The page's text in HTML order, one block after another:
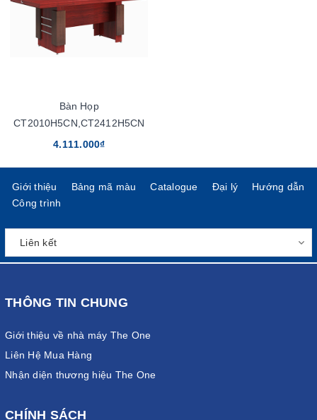
Bàn Họp
CT2010H5CN,CT2412H5CN
4.111.000₫
Giới thiệu Bảng mã màu Catalogue Đại lý
Hướng dẫn
Công trình
THÔNG TIN CHUNG
Giới thiệu về nhà máy The One
Liên Hệ Mua Hàng
Nhận diện thương hiệu The One
CHÍNH SÁCH